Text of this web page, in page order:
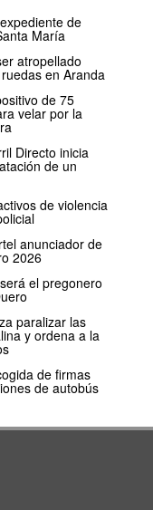
de
María
atropellado
en Aranda
de 75
velar por la
Directo inicia
de un
de violencia
anunciador de
2026
el pregonero
paralizar las
y ordena a la
de firmas
de autobús